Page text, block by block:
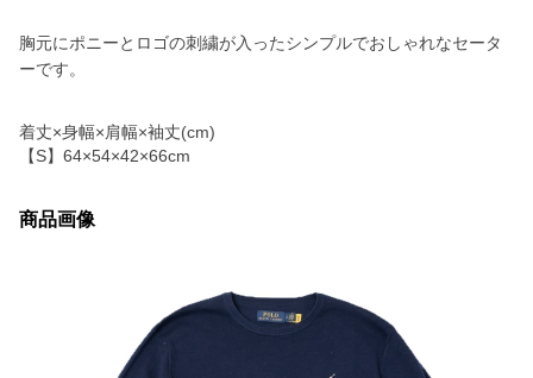
胸元にポニーとロゴの刺繍が入ったシンプルでおしゃれなセータ
ーです。
着丈×身幅×肩幅×袖丈(cm)
【S】64×54×42×66cm
商品画像